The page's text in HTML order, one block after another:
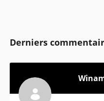
Derniers